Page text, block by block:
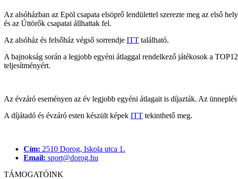
Az alsóházban az Epöl csapata elsöprő lendülettel szerezte meg az első
és az Úttörők csapatai állhattak fel.
Az alsóház és felsőház végső sorrendje ITT található.
A bajnokság során a legjobb egyéni átlaggal rendelkező játékosok a
teljesítményért.
Az évzáró eseményen az év legjobb egyéni átlagait is díjazták. Az
A díjátadó és évzáró esten készült képek ITT tekinthető meg.
Cím: 2510 Dorog, Iskola utca 1.
Email: sport@dorog.hu
TÁMOGATÓINK